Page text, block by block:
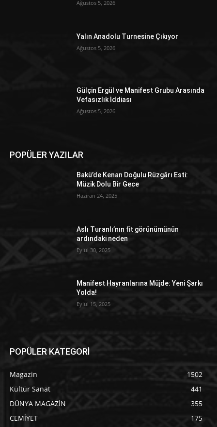
Ağustos 5, 2026
Yalın Anadolu Turnesine Çıkıyor
Ağustos 5, 2026
Gülçin Ergül ve Manifest Grubu Arasında
Vefasızlık İddiası
Ağustos 5, 2026
POPÜLER YAZILAR
Bakü’de Kenan Doğulu Rüzgârı Esti:
Müzik Dolu Bir Gece
Haziran 24, 2025
Aslı Turanlı’nın fit görünümünün
ardındaki neden
Eylül 30, 2025
Manifest Hayranlarına Müjde: Yeni Şarkı
Yolda!
Eylül 15, 2025
POPÜLER KATEGORİ
Magazin
1502
Kültür Sanat
441
DÜNYA MAGAZİN
355
CEMİYET
175